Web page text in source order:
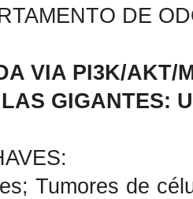
DE
VIA PI3K/AKT/
GIGANTES:
Tumores de